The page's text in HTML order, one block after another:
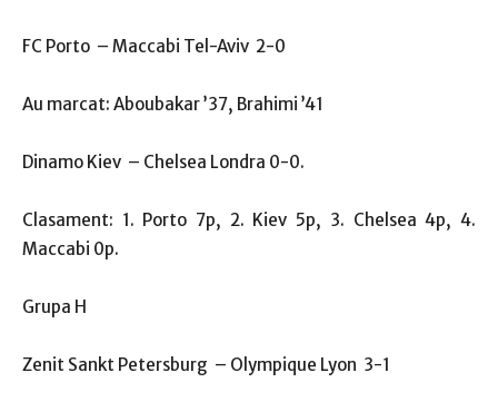
FC Porto – Maccabi Tel-Aviv 2-0
Au marcat: Aboubakar ’37, Brahimi ’41
Dinamo Kiev – Chelsea Londra 0-0.
Clasament: 1. Porto 7p, 2. Kiev 5p, 3. Chelsea 4p, 4.
Maccabi 0p.
Grupa H
Zenit Sankt Petersburg – Olympique Lyon 3-1